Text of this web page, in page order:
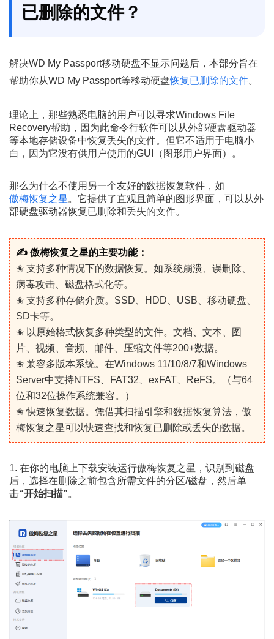
已删除的文件？
解决WD My Passport移动硬盘不显示问题后，本部分旨在
帮助你从WD My Passport等移动硬盘恢复已删除的文件。
理论上，那些熟悉电脑的用户可以寻求Windows File
Recovery帮助，因为此命令行软件可以从外部硬盘驱动器
等本地存储设备中恢复丢失的文件。但它不适用于电脑小
白，因为它没有供用户使用的GUI（图形用户界面）。
那么为什么不使用另一个友好的数据恢复软件，如
傲梅恢复之星 。它提供了直观且简单的图形界面，可以从外
部硬盘驱动器恢复已删除和丢失的文件。
✍ 傲梅恢复之星的主要功能：
✬ 支持多种情况下的数据恢复。如系统崩溃、误删除、
病毒攻击、磁盘格式化等。
✬ 支持多种存储介质。SSD、HDD、USB、移动硬盘、
SD卡等。
✬ 以原始格式恢复多种类型的文件。文档、文本、图
片、视频、音频、邮件、压缩文件等200+数据。
✬ 兼容多版本系统。在Windows 11/10/8/7和Windows
Server中支持NTFS、FAT32、exFAT、ReFS。（与64
位和32位操作系统兼容。）
✬ 快速恢复数据。凭借其扫描引擎和数据恢复算法，傲
梅恢复之星可以快速查找和恢复已删除或丢失的数据。
1. 在你的电脑上下载安装运行傲梅恢复之星，识别到磁盘
后，选择在删除之前包含所需文件的分区/磁盘，然后单
击“开始扫描”。